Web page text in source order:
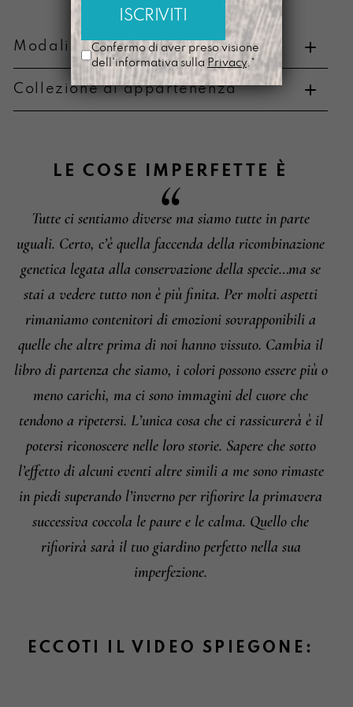
Modalità di pagamento e resi
Informazioni su cambi e resi
Collezione di appartenenza
LE COSE IMPERFETTE È
Tutte ci sentiamo diverse ma siamo tutte in parte
uguali. Certo, c’è quella faccenda della ricombinazione
genetica legata alla conservazione della specie…ma se
stai a vedere tutto non è più finita. Per molti aspetti
rimaniamo contenitori di emozioni sovrapponibili a
quelle che altre prima di noi hanno vissuto. Cambia il
libro di partenza che siamo, i colori possono essere più o
meno carichi, ma ci sono immagini del cuore che
tendono a ripetersi. L’unica cosa che ci rassicurerà è il
potersi riconoscere nelle loro storie. Sapere che sotto
l’effetto di alcuni eventi altre simili a me sono rimaste
in piedi superando l’inverno per rifiorire la primavera
successiva coccola le paure e le calma. Quello che
rifiorirà sarà il tuo giardino perfetto nella sua
imperfezione.
ECCOTI IL VIDEO SPIEGONE:
Confermo di aver preso visione
dell'informativa sulla Privacy.*